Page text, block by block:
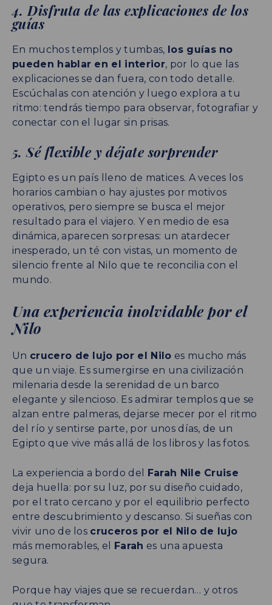
4. Disfruta de las explicaciones de los
guías
En muchos templos y tumbas, los guías no
pueden hablar en el interior, por lo que las
explicaciones se dan fuera, con todo detalle.
Escúchalas con atención y luego explora a tu
ritmo: tendrás tiempo para observar, fotografiar y
conectar con el lugar sin prisas.
5. Sé flexible y déjate sorprender
Egipto es un país lleno de matices. A veces los
horarios cambian o hay ajustes por motivos
operativos, pero siempre se busca el mejor
resultado para el viajero. Y en medio de esa
dinámica, aparecen sorpresas: un atardecer
inesperado, un té con vistas, un momento de
silencio frente al Nilo que te reconcilia con el
mundo.
Una experiencia inolvidable por el
Nilo
Un crucero de lujo por el Nilo es mucho más
que un viaje. Es sumergirse en una civilización
milenaria desde la serenidad de un barco
elegante y silencioso. Es admirar templos que se
alzan entre palmeras, dejarse mecer por el ritmo
del río y sentirse parte, por unos días, de un
Egipto que vive más allá de los libros y las fotos.
La experiencia a bordo del Farah Nile Cruise
deja huella: por su luz, por su diseño cuidado,
por el trato cercano y por el equilibrio perfecto
entre descubrimiento y descanso. Si sueñas con
vivir uno de los cruceros por el Nilo de lujo
más memorables, el Farah es una apuesta
segura.
Porque hay viajes que se recuerdan… y otros